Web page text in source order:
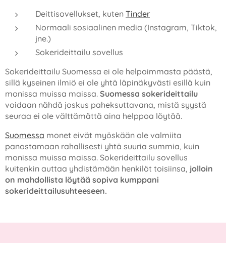
Deittisovellukset, kuten Tinder
Normaali sosiaalinen media (Instagram, Tiktok,
jne.)
Sokerideittailu sovellus
Sokerideittailu Suomessa ei ole helpoimmasta päästä,
sillä kyseinen ilmiö ei ole yhtä läpinäkyvästi esillä kuin
monissa muissa maissa. Suomessa sokerideittailu
voidaan nähdä joskus paheksuttavana, mistä syystä
seuraa ei ole välttämättä aina helppoa löytää.
Suomessa monet eivät myöskään ole valmiita
panostamaan rahallisesti yhtä suuria summia, kuin
monissa muissa maissa. Sokerideittailu sovellus
kuitenkin auttaa yhdistämään henkilöt toisiinsa, jolloin
on mahdollista löytää sopiva kumppani
sokerideittailusuhteeseen.